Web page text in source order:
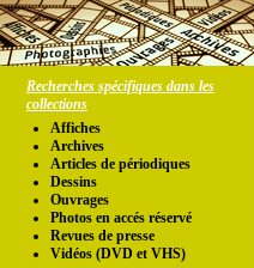
Recherches spécifiques dans les
collections
Affiches
Archives
Articles de périodiques
Dessins
Ouvrages
Photos en accés réservé
Revues de presse
Vidéos (DVD et VHS)